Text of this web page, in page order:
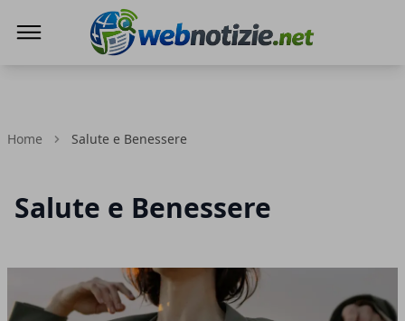
Home Salute e Benessere
Salute e Benessere
Articoli in Evidenza